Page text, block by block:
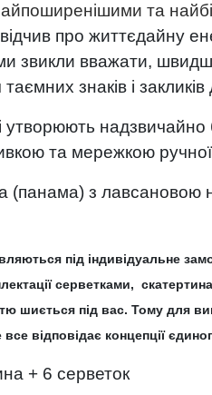
та
про життєдайну
звикли вважати,
таємних знаків і
та мережкою ручної
з лавсановою
під індивідуальне
серветками,
шиється під вас. Тому для
відповідає концепції
+ 6 серветок